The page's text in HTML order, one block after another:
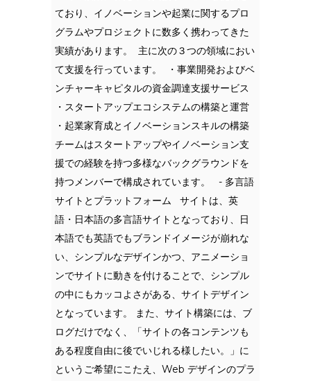
ており、イノベーションや起業に関するプロ
グラムやプロジェクトに数多く携わってきた
実績があります。 ‍ 主に次の３つの領域におい
て支援を行っています。 ‍ ・事業開発およびベ
ンチャーキャピタルの資金調達支援サービス
・スタートアップエコシステムの構築と運営
・起業家育成とイノベーションスキルの構築 ‍
チームはスタートアップやイノベーション支
援での経験を持つ多様なバックグラウンドを
持つメンバーで構成されています。 - 多言語
サイトとプラットフォーム サイトは、英
語・日本語の多言語サイトとなっており、日
本語でも英語でもブランドイメージが崩れな
い、シンプルなデザインかつ、アニメーショ
ンでサイトに動きを付けることで、シンプル
の中にもカッコよさがある、サイトデザイン
となっています。 また、サイト構築には、ブ
ログだけでなく、「サイトの各コンテンツも
ある程度自由に後でいじれる様したい。」に
というご希望にこたえ、Web デザインのプラ